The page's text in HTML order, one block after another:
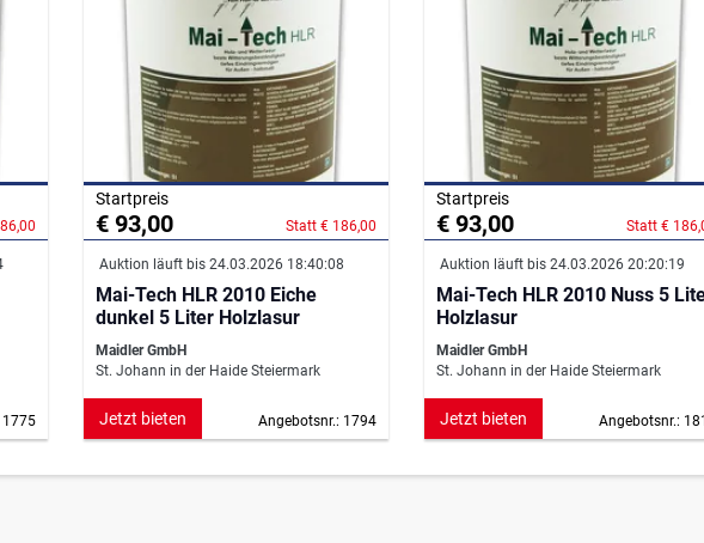
1775
Startpreis
€ 93,00 Statt € 186,00
Auktion läuft bis 24.03.2026 18:40:08
Mai-Tech HLR 2010 Eiche
dunkel 5 Liter Holzlasur
Maidler GmbH
St. Johann in der Haide Steiermark
Angebotsnr.: 1794
Jetzt bieten
Startpreis
€ 93,00 Statt €
Auktion läuft bis 24.03.2026 20:20:19
Mai-Tech HLR 2010 Nuss 5
Holzlasur
Maidler GmbH
St. Johann in der Haide Steiermark
Angebotsnr.:
Jetzt bieten